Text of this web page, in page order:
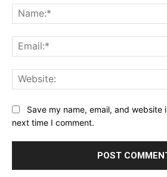
Save my name, email, and website
next time I comment.